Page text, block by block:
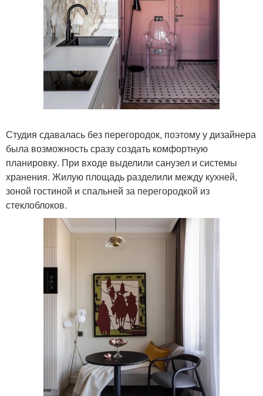
Студия сдавалась без перегородок, поэтому у дизайнера
была возможность сразу создать комфортную
планировку. При входе выделили санузел и системы
хранения. Жилую площадь разделили между кухней,
зоной гостиной и спальней за перегородкой из
стеклоблоков.